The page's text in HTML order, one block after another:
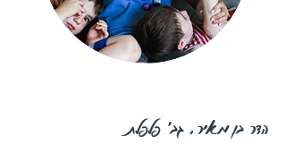
הדר בן מאיר, גב׳ פלפלת